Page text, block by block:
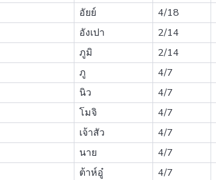
อัยย์ 4/18
อังเปา 2/14
ภูมิ 2/14
ภู 4/7
นิว 4/7
โมจิ 4/7
เจ้าสัว 4/7
นาย 4/7
ต้าห์อู๋ 4/7